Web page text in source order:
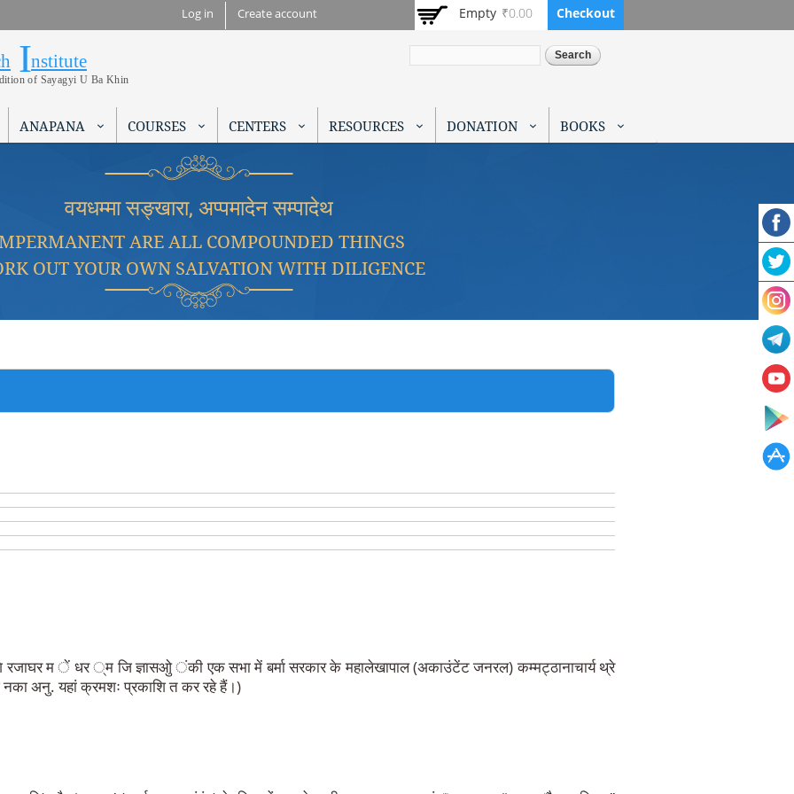
main
Log in Create account Empty ₹0.00 Checkout
Institute
Institute
of Sayagyi U Ba Khin
ANAPANA COURSES CENTERS RESOURCES DONATION BOOKS
वयधम्मा सङ्खारा, अप्पमादेन सम्पादेथ
ARE ALL COMPOUNDED THINGS
OUT YOUR OWN SALVATION WITH DILIGENCE
रजाघर म ें धर ्म जि ज्ञासओु ंकी एक सभा में बर्मा सरकार के महालेखापाल (अकाउंटेंट जनरल) कम्मट्ठानाचार्य थ्रे
नका अनु. यहां क्रमशः प्रकाशि त कर रहे हैं।)